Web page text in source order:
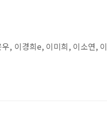
, 이경희e, 이미희, 이소연, 이